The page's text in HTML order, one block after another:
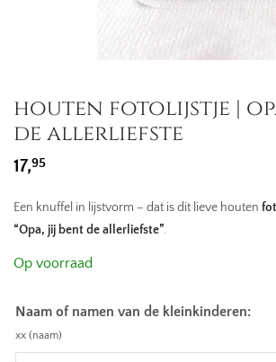
houten fotolijstje |
de allerliefste
17,95
Een knuffel in lijstvorm – dat is dit lieve houten
“Opa, jij bent de allerliefste”.
Op voorraad
Naam of namen van de kleinkinderen:
xx (naam)